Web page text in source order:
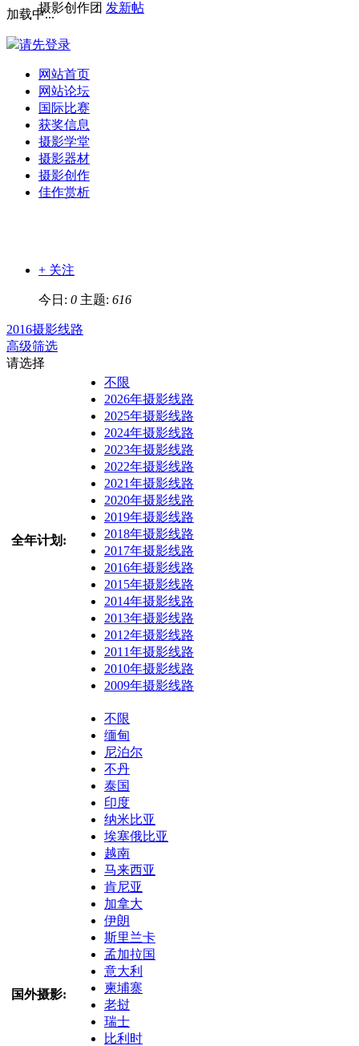
加载中...
请先登录
网站首页
网站论坛
国际比赛
获奖信息
摄影学堂
摄影器材
摄影创作
佳作赏析
摄影创作团 发新帖
+ 关注
今日: 0 主题: 616
2016摄影线路
高级筛选
请选择
全年计划:
不限
2026年摄影线路
2025年摄影线路
2024年摄影线路
2023年摄影线路
2022年摄影线路
2021年摄影线路
2020年摄影线路
2019年摄影线路
2018年摄影线路
2017年摄影线路
2016年摄影线路
2015年摄影线路
2014年摄影线路
2013年摄影线路
2012年摄影线路
2011年摄影线路
2010年摄影线路
2009年摄影线路
国外摄影:
不限
缅甸
尼泊尔
不丹
泰国
印度
纳米比亚
埃塞俄比亚
越南
马来西亚
肯尼亚
加拿大
伊朗
斯里兰卡
孟加拉国
意大利
柬埔寨
老挝
瑞士
比利时